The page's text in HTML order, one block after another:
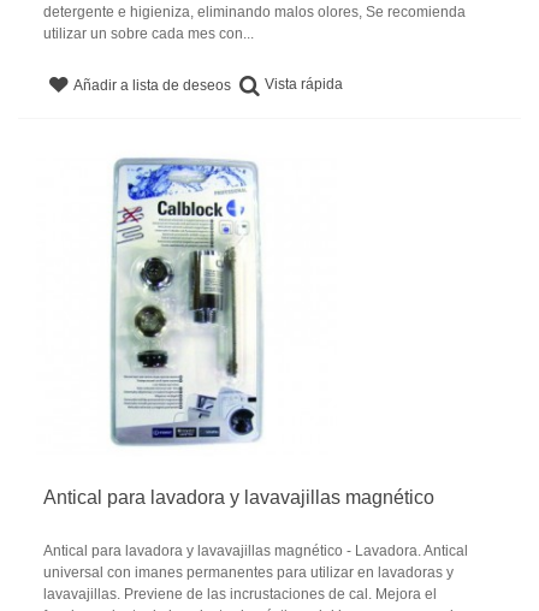
detergente e higieniza, eliminando malos olores, Se recomienda
utilizar un sobre cada mes con...
Añadir a lista de deseos Vista rápida
Antical para lavadora y lavavajillas magnético
Antical para lavadora y lavavajillas magnético - Lavadora. Antical
universal con imanes permanentes para utilizar en lavadoras y
lavavajillas. Previene de las incrustaciones de cal. Mejora el